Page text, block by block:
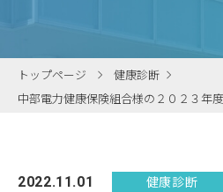
トップページ
健康診断
中部電力健康保険組合様の２０２３年
2022.11.01 健康診断